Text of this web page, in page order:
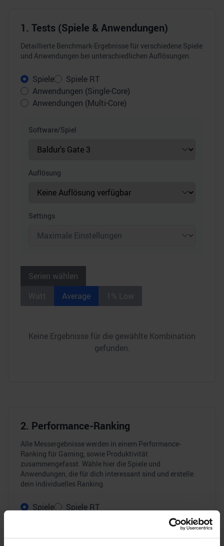
1. Tests (Spiele & Anwendungen)
Detaillierte Benchmark-Ergebnisse für verschiedene Spiele
und Anwendungen bei unterschiedlichen Auflösungen.
Spiele
Spiele RT
Anwendungen (Single-Core)
Anwendungen (Multi-Core)
Software/Spiel
Auflösung
Settings
Serien wählen
Watt
Average 1% Low
Keine Ergebnisse für die gewählte Kombination
gefunden.
2. Performance-Ranking
Alle Messergebnisse werden in einem Performance-
Ranking für Gaming, sowie Produktivität
zusammengefasst. Wähle hier die Spiele und
Anwendungen, die für dich interessant sind und erstelle
dein individuelles Ranking.
Spiele
Spiele RT